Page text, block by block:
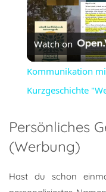
Watch on
Kommunikation
Kurzgeschichte
Persönliches
(Werbung)
Hast du schon